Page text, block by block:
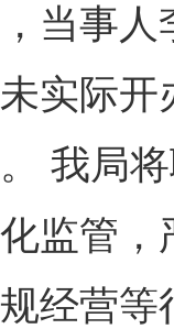
事人
实际
我局
监管
经营等